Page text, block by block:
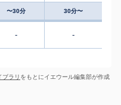
〜30分 30分〜
- -
ブラリ をもとにイエウール編集部が作成